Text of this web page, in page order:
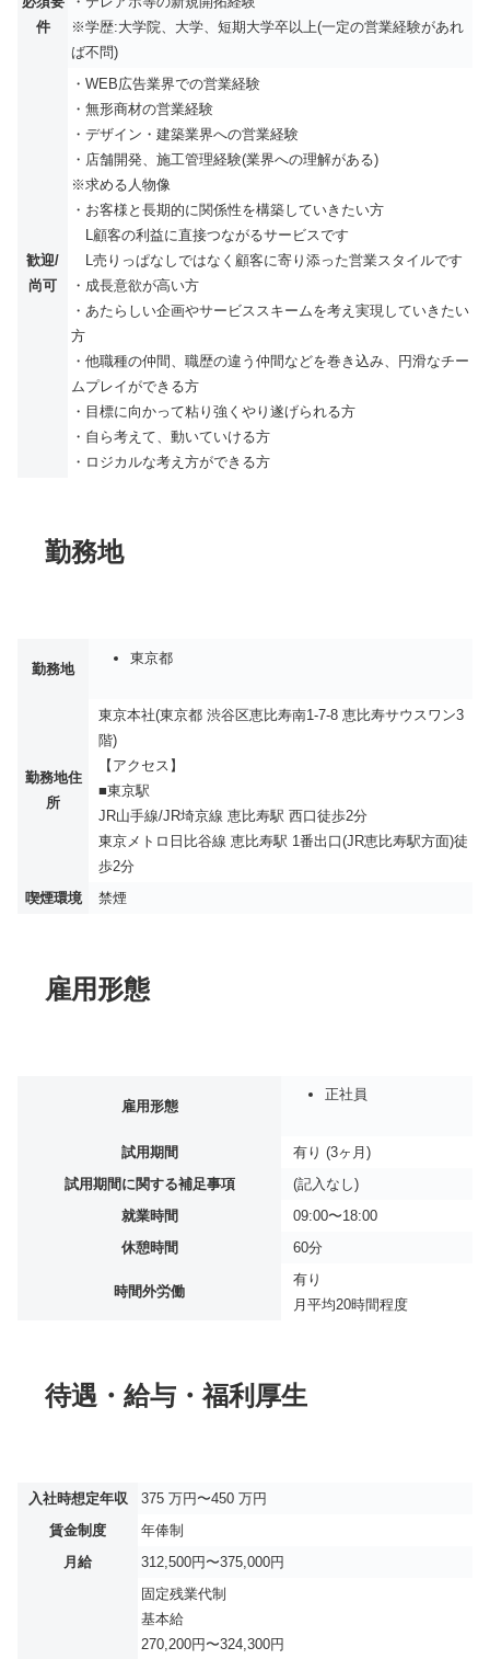
件
※学歴:大学院、大学、短期大学卒以上(一定の営業経験があれ
ば不問)
歓迎/
尚可
・WEB広告業界での営業経験
・無形商材の営業経験
・デザイン・建築業界への営業経験
・店舗開発、施工管理経験(業界への理解がある)
※求める人物像
・お客様と長期的に関係性を構築していきたい方
L顧客の利益に直接つながるサービスです
L売りっぱなしではなく顧客に寄り添った営業スタイルです
・成長意欲が高い方
・あたらしい企画やサービススキームを考え実現していきたい
方
・他職種の仲間、職歴の違う仲間などを巻き込み、円滑なチー
ムプレイができる方
・目標に向かって粘り強くやり遂げられる方
・自ら考えて、動いていける方
・ロジカルな考え方ができる方
勤務地
勤務地
東京都
勤務地住
所
東京本社(東京都 渋谷区恵比寿南1-7-8 恵比寿サウスワン3
階)
【アクセス】
■東京駅
JR山手線/JR埼京線 恵比寿駅 西口徒歩2分
東京メトロ日比谷線 恵比寿駅 1番出口(JR恵比寿駅方面)徒
歩2分
喫煙環境
禁煙
雇用形態
雇用形態
正社員
試用期間
有り (3ヶ月)
試用期間に関する補足事項
(記入なし)
就業時間
09:00〜18:00
休憩時間
60分
時間外労働
有り
月平均20時間程度
待遇・給与・福利厚生
入社時想定年収
375 万円〜450 万円
賃金制度
年俸制
月給
312,500円〜375,000円
固定残業代制
基本給
270,200円〜324,300円